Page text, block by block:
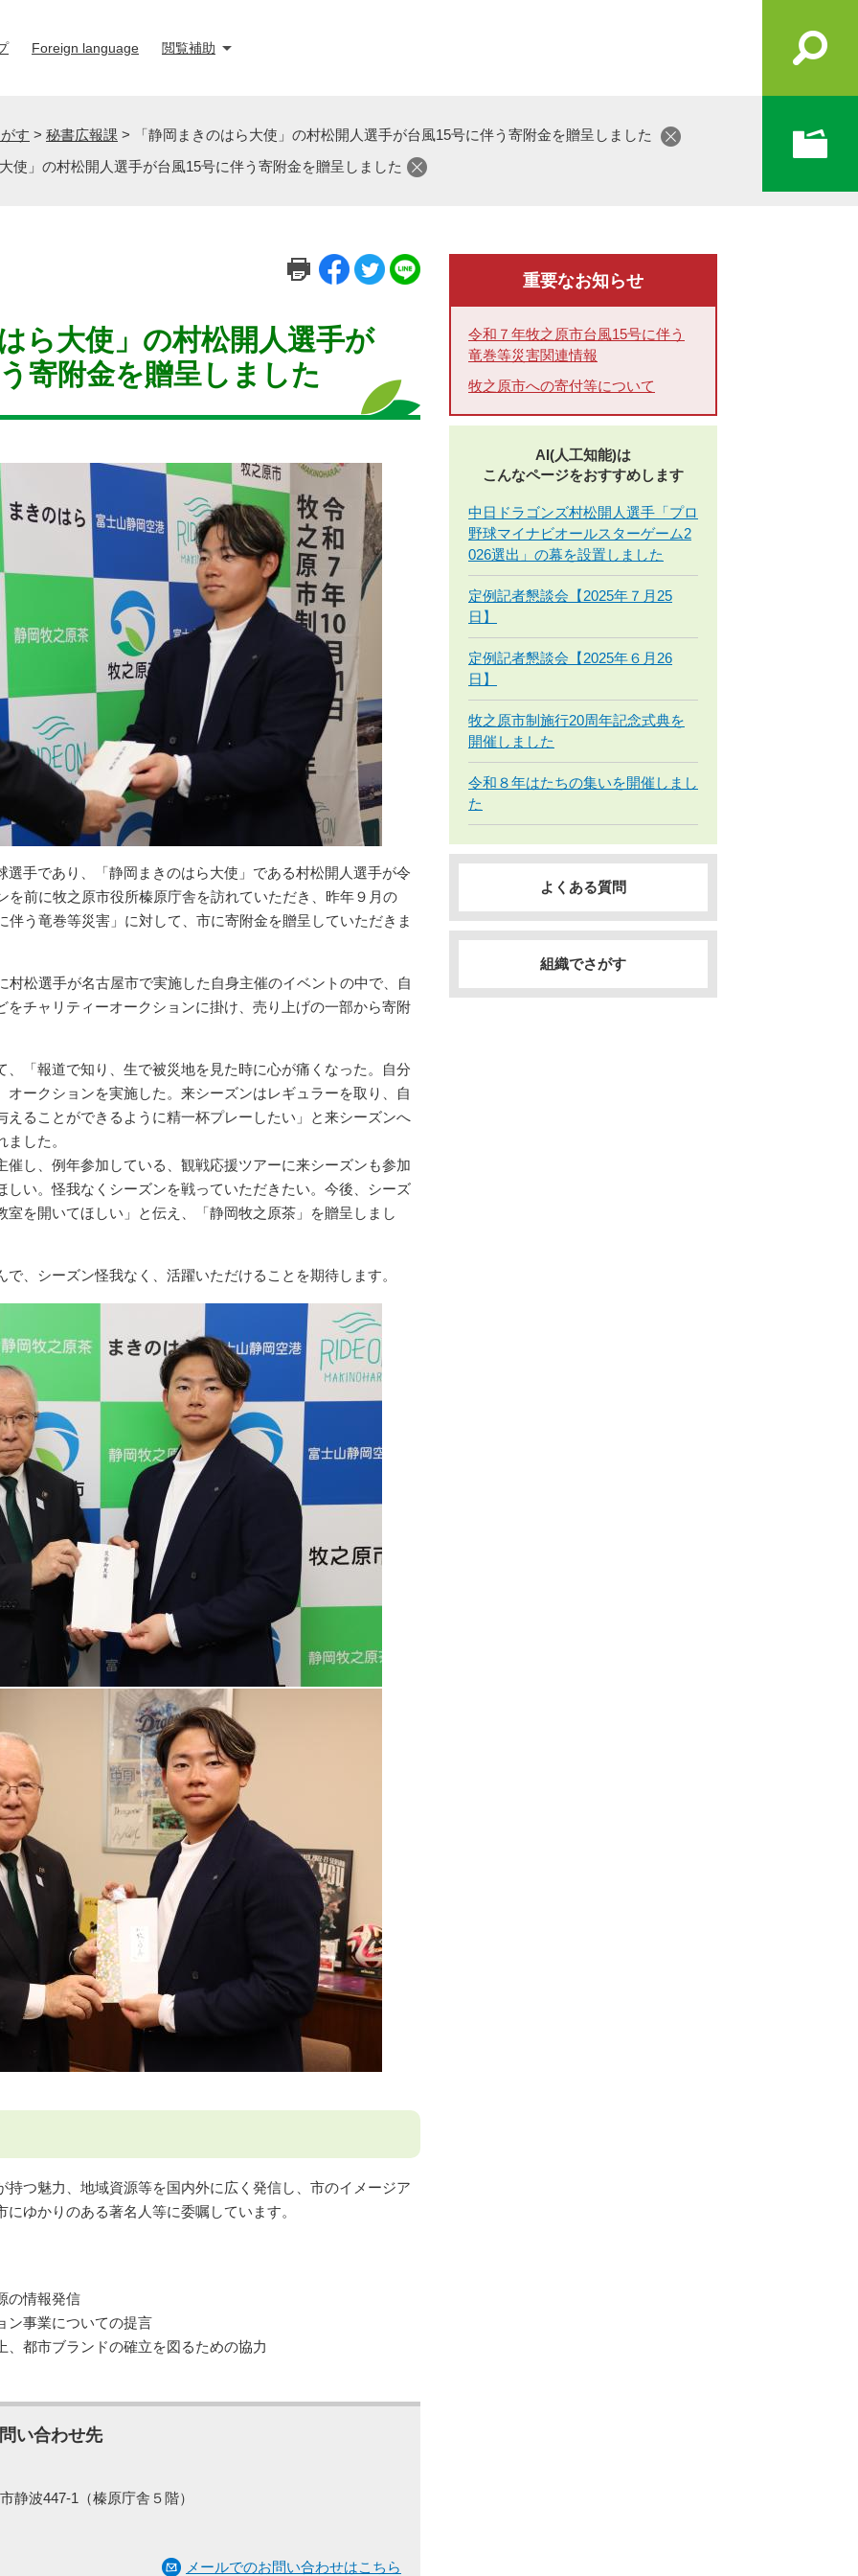
Foreign language 閲覧補助
す > 秘書広報課 >
「静岡まきのはら大使」の村松開人選手が台風15号に伴う寄附金を贈呈しました
使」の村松開人選手が台風15号に伴う寄附金を贈呈しました
ら大使」の村松開人選手が
寄附金を贈呈しました
選手であり、「静岡まきのはら大使」である村松開人選手が令
を前に牧之原市役所榛原庁舎を訪れていただき、昨年９月の
伴う竜巻等災害」に対して、市に寄附金を贈呈していただきま
村松選手が名古屋市で実施した自身主催のイベントの中で、自
をチャリティーオークションに掛け、売り上げの一部から寄附
、「報道で知り、生で被災地を見た時に心が痛くなった。自分
オークションを実施した。来シーズンはレギュラーを取り、自
えることができるように精一杯プレーしたい」と来シーズンへ
した。
催し、例年参加している、観戦応援ツアーに来シーズンも参加
しい。怪我なくシーズンを戦っていただきたい。今後、シーズ
室を開いてほしい」と伝え、「静岡牧之原茶」を贈呈しまし
、シーズン怪我なく、活躍いただけることを期待します。
持つ魅力、地域資源等を国内外に広く発信し、市のイメージア
ゆかりのある著名人等に委嘱しています。
の情報発信
ン事業についての提言
、都市ブランドの確立を図るための協力
い合わせ先
静波447-1（榛原庁舎５階）
メールでのお問い合わせはこちら
重要なお知らせ
令和７年牧之原市台風15号に伴う
竜巻等災害関連情報
牧之原市への寄付等について
AI(人工知能)は
こんなページをおすすめします
中日ドラゴンズ村松開人選手「プロ
野球マイナビオールスターゲーム2
026選出」の幕を設置しました
定例記者懇談会【2025年７月25
日】
定例記者懇談会【2025年６月26
日】
牧之原市制施行20周年記念式典を
開催しました
令和８年はたちの集いを開催しまし
た
よくある質問
組織でさがす